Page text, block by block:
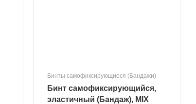
Бинты самофиксирующиеся (Бандажи)
Бинт самофиксирующийся,
эластичный (Бандаж), MIX